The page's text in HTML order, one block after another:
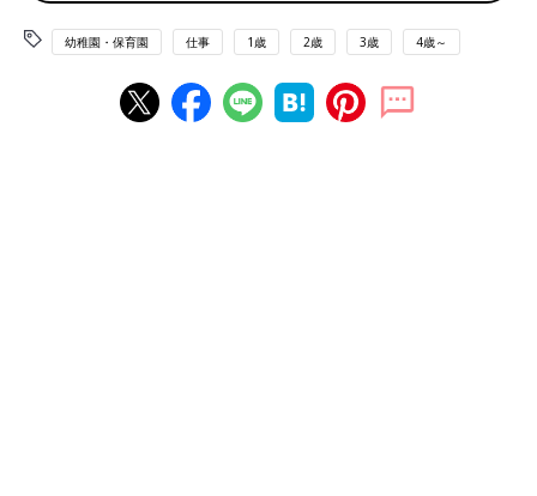
不安な保育園デビューの日。優しい世間に感動
１歳 で保育園デビューの日、ベビーカーで向かっていま
幼稚園・保育園 仕事 1歳 2歳 3歳 4歳～